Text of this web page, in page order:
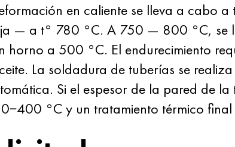
en caliente se lleva a cabo
— a t° 780 °C. A 750 — 800 °C, se
horno a 500 °C. El endurecimiento
La soldadura de tuberías se
Si el espesor de la pared de
°C y un tratamiento térmico final